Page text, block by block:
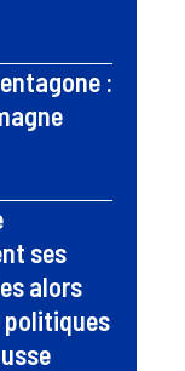
:
ses
alors
politiques